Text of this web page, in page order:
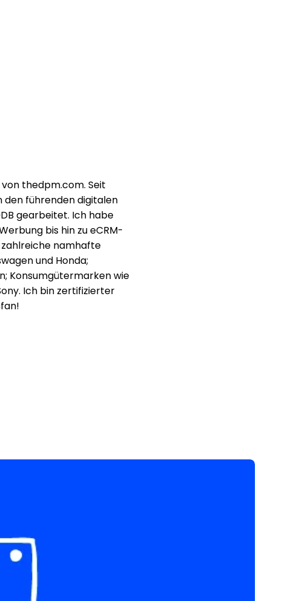
thedpm.com. Seit
den führenden digitalen
gearbeitet. Ich habe
bis hin zu eCRM-
namhafte
und Honda;
Konsumgütermarken wie
Ich bin zertifizierter